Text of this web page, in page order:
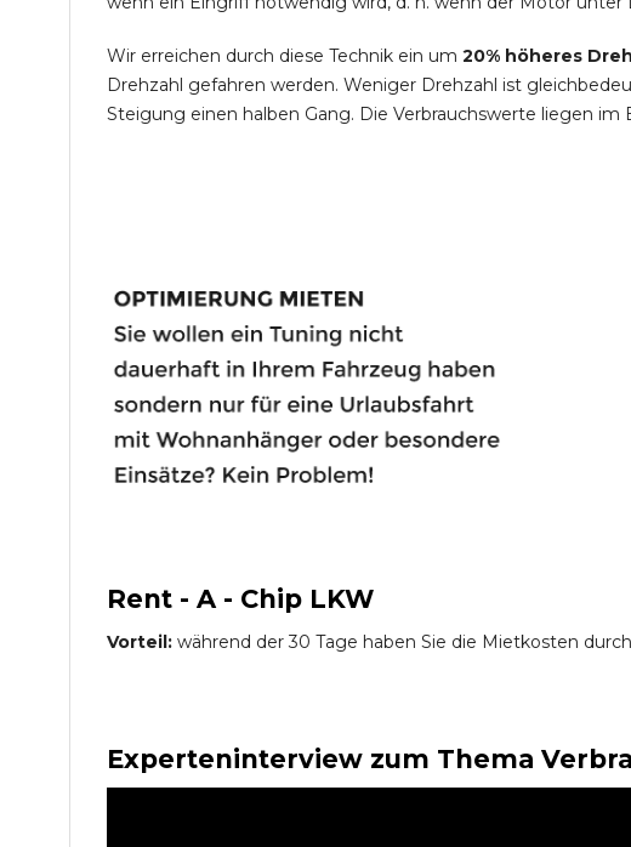
Wir erreichen durch diese Technik ein um 20% höheres
Drehzahl gefahren werden. Weniger Drehzahl ist
Steigung einen halben Gang. Die Verbrauchswerte liegen im
Rent - A - Chip LKW
Vorteil: während der 30 Tage haben Sie die Mietkosten
Experteninterview zum Thema